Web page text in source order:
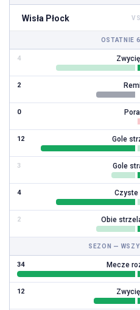
Wisła Płock VS
OSTATNIE
4
2
0
12 Gole
3 Gole
4 Czyste
2 Obie
SEZON —
34 Mecze
12